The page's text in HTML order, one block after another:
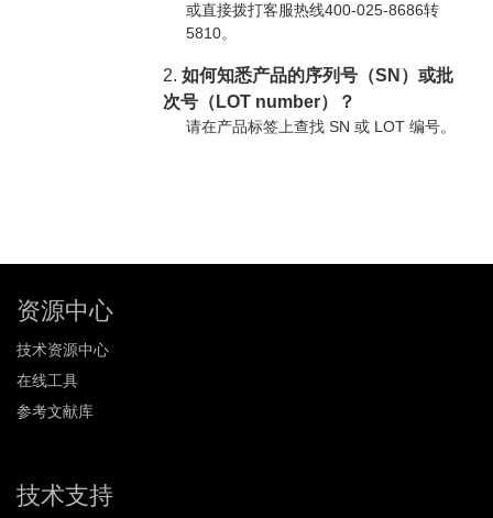
或直接拨打客服热线400-025-8686转
5810。
2.如何知悉产品的序列号（SN）或批
次号（LOT number）？
请在产品标签上查找 SN 或 LOT 编号。
资源中心
技术资源中心
在线工具
参考文献库
技术支持